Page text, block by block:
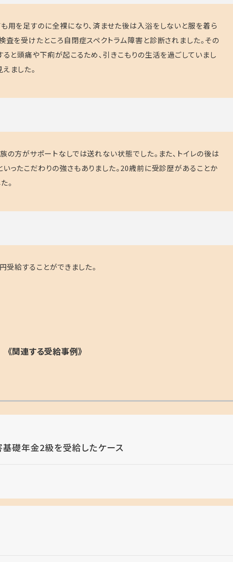
用を足すのに全裸になり、済ませた後は入浴をしないと服を着ら
査を受けたところ自閉症スペクトラム障害と診断されました。その
と頭痛や下痢が起こるため、引きこもりの生活を過ごしていまし
ました。
の方がサポートなしでは送れない状態でした。また、トイレの後は
ったこだわりの強さもありました。20歳前に受診歴があることか
。
受給することができました。
《関連する受給事例》
礎年金2級を受給したケース